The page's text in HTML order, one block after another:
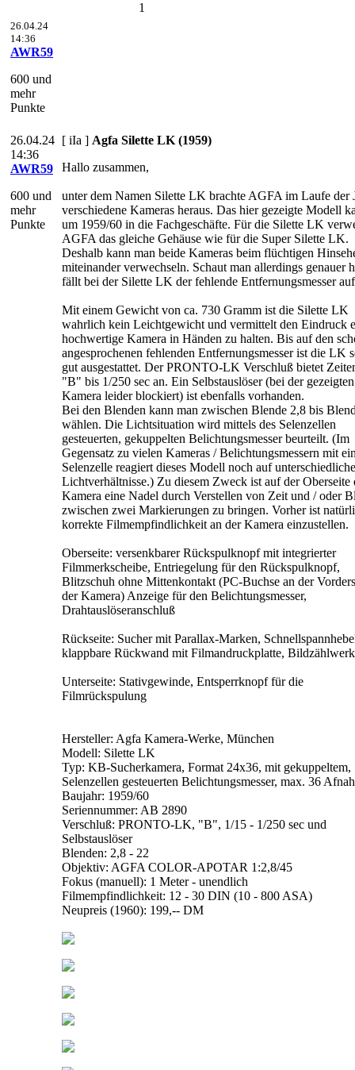
1
26.04.24
14:36
AWR59
600 und
mehr
Punkte
26.04.24
14:36
AWR59
600 und
mehr
Punkte
[ iIa ] Agfa Silette LK (1959)
Hallo zusammen,
unter dem Namen Silette LK brachte AGFA im Laufe der
verschiedene Kameras heraus. Das hier gezeigte Modell
um 1959/60 in die Fachgeschäfte. Für die Silette LK
AGFA das gleiche Gehäuse wie für die Super Silette LK.
Deshalb kann man beide Kameras beim flüchtigen
miteinander verwechseln. Schaut man allerdings genauer
fällt bei der Silette LK der fehlende Entfernungsmesser
Mit einem Gewicht von ca. 730 Gramm ist die Silette LK
wahrlich kein Leichtgewicht und vermittelt den Eindruck
hochwertige Kamera in Händen zu halten. Bis auf den
angesprochenen fehlenden Entfernungsmesser ist die LK
gut ausgestattet. Der PRONTO-LK Verschluß bietet
"B" bis 1/250 sec an. Ein Selbstauslöser (bei der gezeigten
Kamera leider blockiert) ist ebenfalls vorhanden.
Bei den Blenden kann man zwischen Blende 2,8 bis
wählen. Die Lichtsituation wird mittels des Selenzellen
gesteuerten, gekuppelten Belichtungsmesser beurteilt. (Im
Gegensatz zu vielen Kameras / Belichtungsmessern mit
Selenzelle reagiert dieses Modell noch auf unterschiedliche
Lichtverhältnisse.) Zu diesem Zweck ist auf der Oberseite
Kamera eine Nadel durch Verstellen von Zeit und / oder
zwischen zwei Markierungen zu bringen. Vorher ist
korrekte Filmempfindlichkeit an der Kamera einzustellen.
Oberseite: versenkbarer Rückspulknopf mit integrierter
Filmmerkscheibe, Entriegelung für den Rückspulknopf,
Blitzschuh ohne Mittenkontakt (PC-Buchse an der
der Kamera) Anzeige für den Belichtungsmesser,
Drahtauslöseranschluß
Rückseite: Sucher mit Parallax-Marken,
klappbare Rückwand mit Filmandruckplatte, Bildzählwerk
Unterseite: Stativgewinde, Entsperrknopf für die
Filmrückspulung
Hersteller: Agfa Kamera-Werke, München
Modell: Silette LK
Typ: KB-Sucherkamera, Format 24x36, mit gekuppeltem,
Selenzellen gesteuerten Belichtungsmesser, max. 36
Baujahr: 1959/60
Seriennummer: AB 2890
Verschluß: PRONTO-LK, "B", 1/15 - 1/250 sec und
Selbstauslöser
Blenden: 2,8 - 22
Objektiv: AGFA COLOR-APOTAR 1:2,8/45
Fokus (manuell): 1 Meter - unendlich
Filmempfindlichkeit: 12 - 30 DIN (10 - 800 ASA)
Neupreis (1960): 199,-- DM